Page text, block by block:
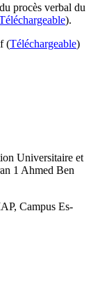
procès verbal du
).
(Téléchargeable)
Universitaire et
1 Ahmed Ben
Campus Es-